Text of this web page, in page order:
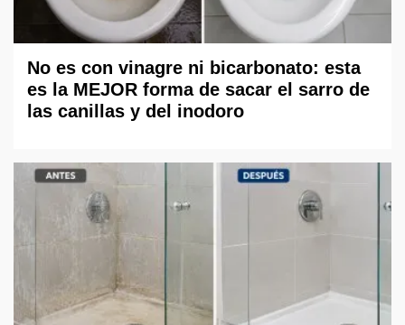
No es con vinagre ni bicarbonato: esta
es la MEJOR forma de sacar el sarro de
las canillas y del inodoro